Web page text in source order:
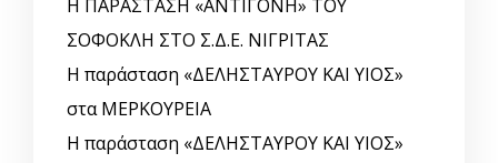
Η ΠΑΡΑΣΤΑΣΗ «ΑΝΤΙΓΟΝΗ» ΤΟΥ
ΣΟΦΟΚΛΗ ΣΤΟ Σ.Δ.Ε. ΝΙΓΡΙΤΑΣ
Η παράσταση «ΔΕΛΗΣΤΑΥΡΟΥ ΚΑΙ ΥΙΟΣ»
στα ΜΕΡΚΟΥΡΕΙΑ
Η παράσταση «ΔΕΛΗΣΤΑΥΡΟΥ ΚΑΙ ΥΙΟΣ»